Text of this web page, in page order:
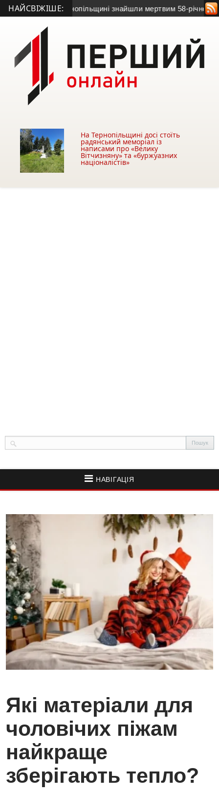
НАЙСВІЖІШЕ:
на Тернопільщині знайшли мертвим 58-річного чоловіка
На Тернопільщині досі стоїть
радянський меморіал із
написами про «Велику
Вітчизняну» та «буржуазних
націоналістів»
НАВІГАЦІЯ
Які матеріали для
чоловічих піжам
найкраще
зберігають тепло?